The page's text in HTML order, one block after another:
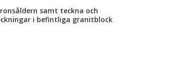
samt teckna och
i befintliga granitblock